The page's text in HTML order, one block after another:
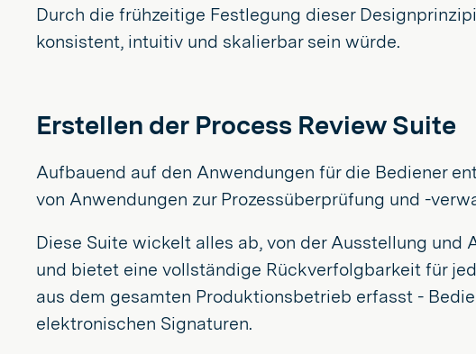
Durch die frühzeitige Festlegung dieser
konsistent, intuitiv und skalierbar sein würde.
Erstellen der Process Review Suite
Aufbauend auf den Anwendungen für die Bediener
von Anwendungen zur Prozessüberprüfung und -
Diese Suite wickelt alles ab, von der Ausstellung und
und bietet eine vollständige Rückverfolgbarkeit für
aus dem gesamten Produktionsbetrieb erfasst -
elektronischen Signaturen.